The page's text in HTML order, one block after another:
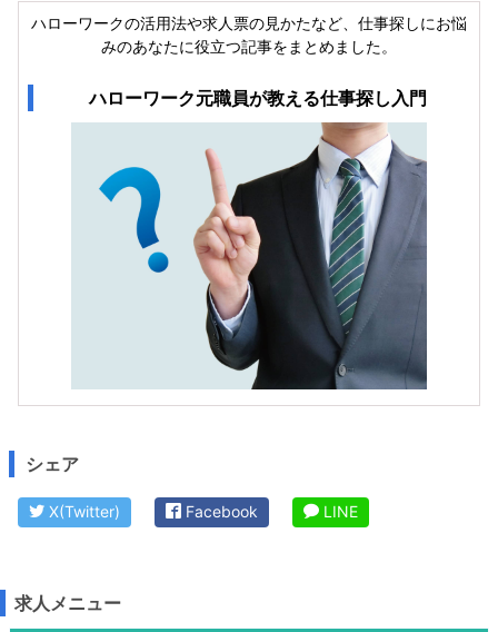
ハローワークの活用法や求人票の見かたなど、仕事探しにお悩
みのあなたに役立つ記事をまとめました。
ハローワーク元職員が教える仕事探し入門
シェア
X(Twitter) Facebook LINE
求人メニュー